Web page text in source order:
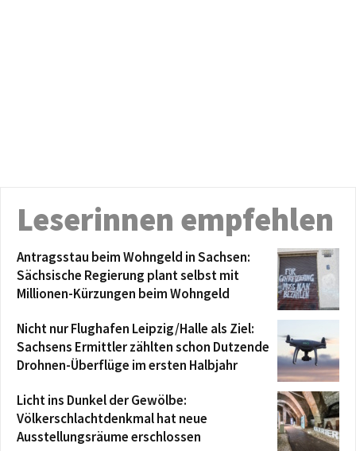
Leserinnen empfehlen
Antragsstau beim Wohngeld in Sachsen:
Sächsische Regierung plant selbst mit
Millionen-Kürzungen beim Wohngeld
Nicht nur Flughafen Leipzig/Halle als Ziel:
Sachsens Ermittler zählten schon Dutzende
Drohnen-Überflüge im ersten Halbjahr
Licht ins Dunkel der Gewölbe:
Völkerschlachtdenkmal hat neue
Ausstellungsräume erschlossen